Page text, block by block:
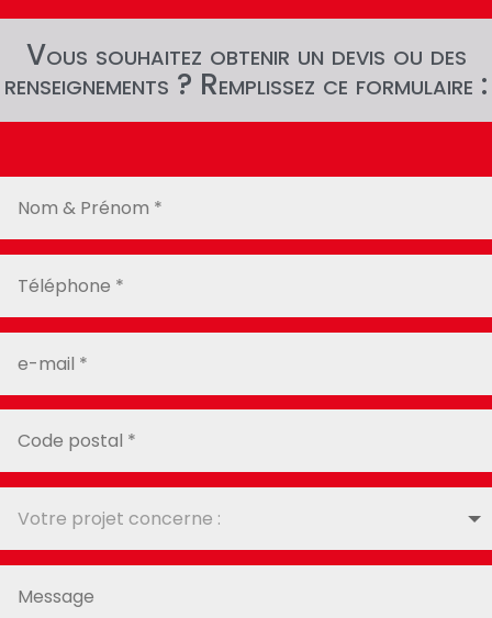
Vous souhaitez obtenir un devis ou des
renseignements ? Remplissez ce formulaire :